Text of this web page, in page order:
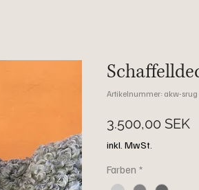
Artikelnummer: akw-srug
3.500,00 SEK
inkl. MwSt.
Farben *